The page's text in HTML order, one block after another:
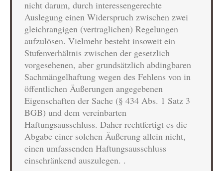
nicht darum, durch interessengerechte
Auslegung einen Widerspruch zwischen zwei
gleichrangigen (vertraglichen) Regelungen
aufzulösen. Vielmehr besteht insoweit ein
Stufenverhältnis zwischen der gesetzlich
vorgesehenen, aber grundsätzlich abdingbaren
Sachmängelhaftung wegen des Fehlens von in
öffentlichen Äußerungen angegebenen
Eigenschaften der Sache (§ 434 Abs. 1 Satz 3
BGB) und dem vereinbarten
Haftungsausschluss. Daher rechtfertigt es die
Abgabe einer solchen Äußerung allein nicht,
einen umfassenden Haftungsausschluss
einschränkend auszulegen. .